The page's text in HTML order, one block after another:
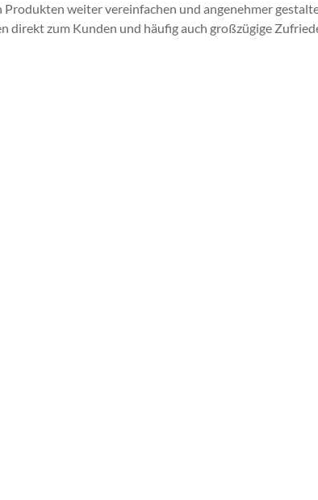
weiter vereinfachen und angenehmer
direkt zum Kunden und häufig auch großzügige